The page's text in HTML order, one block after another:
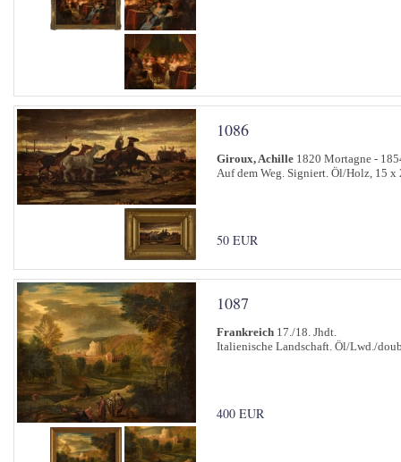
1086
Giroux, Achille 1820 Mortagne -
Auf dem Weg. Signiert. Öl/Holz, 15 x
50 EUR
1087
Frankreich 17./18. Jhdt.
Italienische Landschaft. Öl/Lwd./
400 EUR